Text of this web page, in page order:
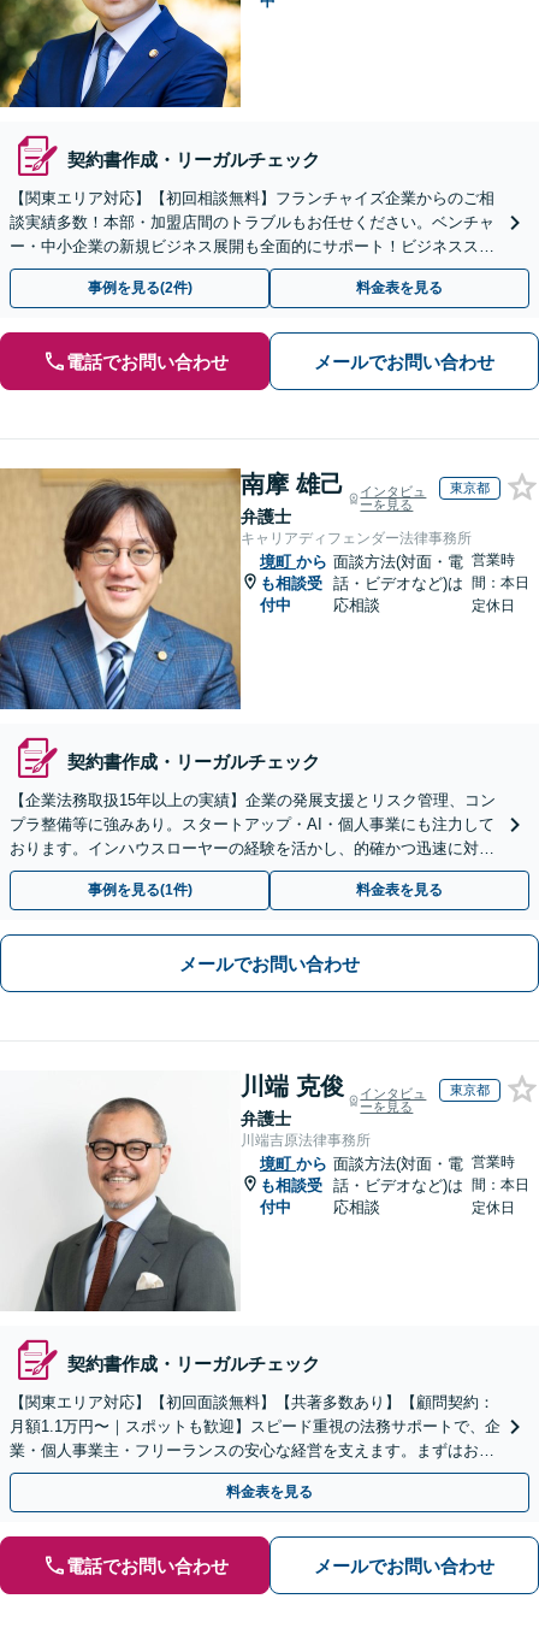
契約書作成・リーガルチェック
【関東エリア対応】【初回相談無料】フランチャイズ企業からのご相
談実績多数！本部・加盟店間のトラブルもお任せください。ベンチャ
ー・中小企業の新規ビジネス展開も全面的にサポート！ビジネススキ
ームの構築支援も！【夜間・休日相談可能】【完全個室】
事例を見る(2件) 料金表を見る
電話でお問い合わせ メールでお問い合わせ
南摩 雄己
弁護士
インタビュ
ーを見る
東京都
キャリアディフェンダー法律事務所
境町 から
も相談受
付中
面談方法(対面・電
話・ビデオなど)は
応相談
営業時
間：本日
定休日
契約書作成・リーガルチェック
【企業法務取扱15年以上の実績】企業の発展支援とリスク管理、コン
プラ整備等に強みあり。スタートアップ・AI・個人事業にも注力して
おります。インハウスローヤーの経験を活かし、的確かつ迅速に対処
します【オンライン面談対応】【夜間・休日の相談可】
事例を見る(1件) 料金表を見る
メールでお問い合わせ
川端 克俊
弁護士
インタビュ
ーを見る
東京都
川端吉原法律事務所
境町 から
も相談受
付中
面談方法(対面・電
話・ビデオなど)は
応相談
営業時
間：本日
定休日
契約書作成・リーガルチェック
【関東エリア対応】【初回面談無料】【共著多数あり】【顧問契約：
月額1.1万円〜｜スポットも歓迎】スピード重視の法務サポートで、企
業・個人事業主・フリーランスの安心な経営を支えます。まずはお気
軽にご相談ください【秘密厳守】【休日・夜間相談可】
料金表を見る
電話でお問い合わせ メールでお問い合わせ